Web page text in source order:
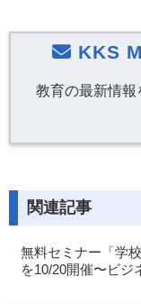
KKS
教育の最新情報
関連記事
無料セミナー「学
を10/20開催〜ビジ